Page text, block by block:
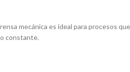
mecánica es ideal para procesos
constante.